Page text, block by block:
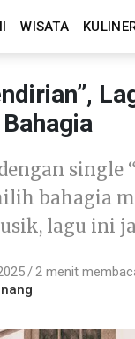
WISATA
single
bahagia
lagu ini
2 menit